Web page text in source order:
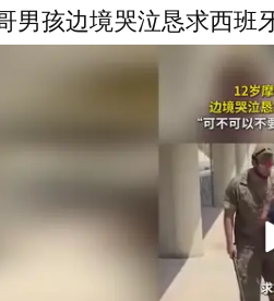
男孩边境哭泣恳求西班